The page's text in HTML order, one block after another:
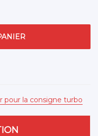
pour la consigne turbo